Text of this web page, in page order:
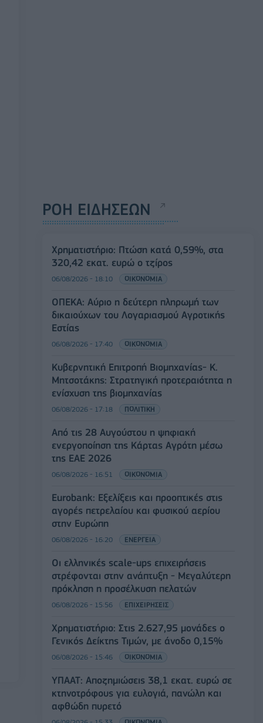
ΡΟΗ ΕΙΔΗΣΕΩΝ
Χρηματιστήριο: Πτώση κατά 0,59%, στα
320,42 εκατ. ευρώ ο τζίρος
06/08/2026 - 18:10 ΟΙΚΟΝΟΜΙΑ
ΟΠΕΚΑ: Αύριο η δεύτερη πληρωμή των
δικαιούχων του Λογαριασμού Αγροτικής
Εστίας
06/08/2026 - 17:40 ΟΙΚΟΝΟΜΙΑ
Κυβερνητική Επιτροπή Βιομηχανίας- Κ.
Μητσοτάκης: Στρατηγική προτεραιότητα η
ενίσχυση της βιομηχανίας
06/08/2026 - 17:18 ΠΟΛΙΤΙΚΗ
Από τις 28 Αυγούστου η ψηφιακή
ενεργοποίηση της Κάρτας Αγρότη μέσω
της ΕΑΕ 2026
06/08/2026 - 16:51 ΟΙΚΟΝΟΜΙΑ
Eurobank: Εξελίξεις και προοπτικές στις
αγορές πετρελαίου και φυσικού αερίου
στην Ευρώπη
06/08/2026 - 16:20 ΕΝΕΡΓΕΙΑ
Οι ελληνικές scale-ups επιχειρήσεις
στρέφονται στην ανάπτυξη - Μεγαλύτερη
πρόκληση η προσέλκυση πελατών
06/08/2026 - 15:56 ΕΠΙΧΕΙΡΗΣΕΙΣ
Χρηματιστήριο: Στις 2.627,95 μονάδες ο
Γενικός Δείκτης Τιμών, με άνοδο 0,15%
06/08/2026 - 15:46 ΟΙΚΟΝΟΜΙΑ
ΥΠΑΑΤ: Αποζημιώσεις 38,1 εκατ. ευρώ σε
κτηνοτρόφους για ευλογιά, πανώλη και
αφθώδη πυρετό